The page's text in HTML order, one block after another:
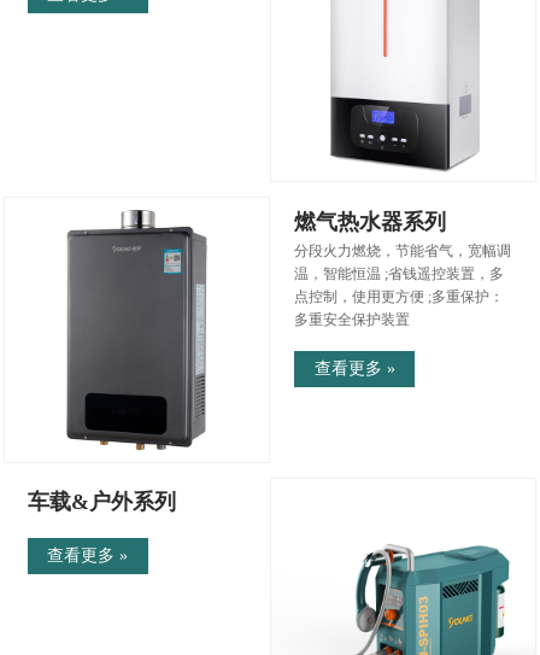
燃气热水器系列
分段火力燃烧，节能省气，宽幅调
温，智能恒温 ;省钱遥控装置，多
点控制，使用更方便 ;多重保护：
多重安全保护装置
查看更多 »
车载&户外系列
查看更多 »